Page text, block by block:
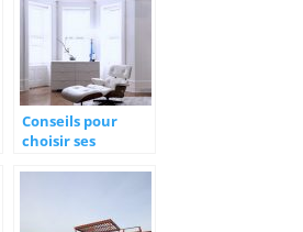
Conseils pour
choisir ses
d’une rénovation